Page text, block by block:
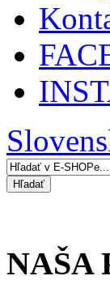
NAŠA